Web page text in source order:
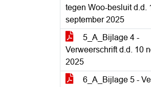
tegen Woo-besluit d.d.
september 2025
5_A_Bijlage 4 -
Verweerschrift d.d. 10
2025
6_A_Bijlage 5 -